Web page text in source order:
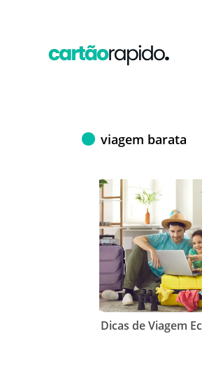
viagem barata
Dicas de Viagem